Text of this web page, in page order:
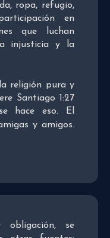
ropa, refugio,
en
que luchan
injusticia y la
religión pura y
Santiago 1:27
hace eso. El
y amigos.
obligación, se